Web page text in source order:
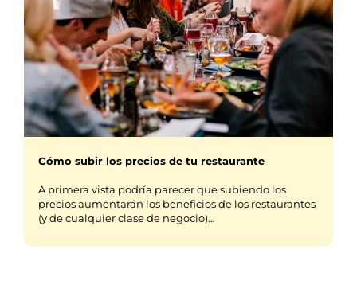
Cómo subir los precios de tu restaurante
A primera vista podría parecer que subiendo los
precios aumentarán los beneficios de los restaurantes
(y de cualquier clase de negocio)…